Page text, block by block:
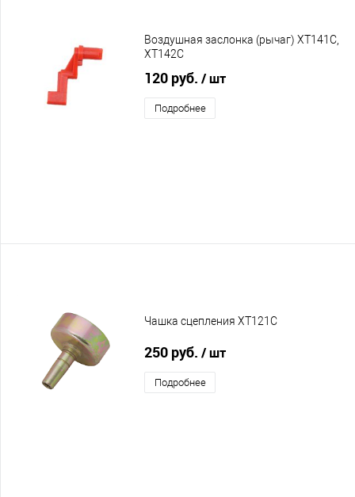
Воздушная заслонка (рычаг) XT141C,
XT142C
120 руб. / шт
Подробнее
Чашка сцепления XT121C
250 руб. / шт
Подробнее